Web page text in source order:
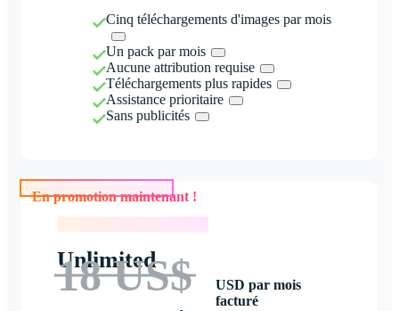
Cinq téléchargements d'images par mois
Un pack par mois
Aucune attribution requise
Téléchargements plus rapides
Assistance prioritaire
Sans publicités
En promotion maintenant !
Unlimited
18 US$
USD par mois
facturé